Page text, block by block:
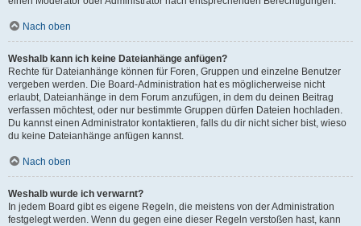
Nach oben
Weshalb kann ich keine Dateianhänge anfügen?
Rechte für Dateianhänge können für Foren, Gruppen und einzelne Benutzer
vergeben werden. Die Board-Administration hat es möglicherweise nicht
erlaubt, Dateianhänge in dem Forum anzufügen, in dem du deinen Beitrag
verfassen möchtest, oder nur bestimmte Gruppen dürfen Dateien hochladen.
Du kannst einen Administrator kontaktieren, falls du dir nicht sicher bist, wieso
du keine Dateianhänge anfügen kannst.
Nach oben
Weshalb wurde ich verwarnt?
In jedem Board gibt es eigene Regeln, die meistens von der Administration
festgelegt werden. Wenn du gegen eine dieser Regeln verstoßen hast, kann